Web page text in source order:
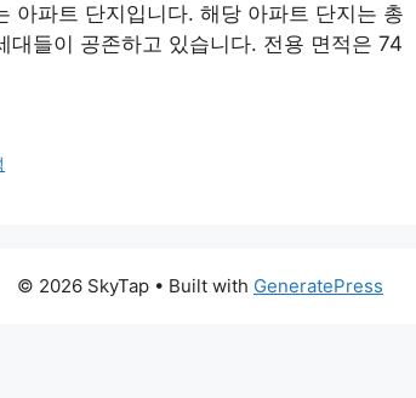
아파트 단지입니다. 해당 아파트 단지는 총
들이 공존하고 있습니다. 전용 면적은 74
© 2026 SkyTap • Built with GeneratePress